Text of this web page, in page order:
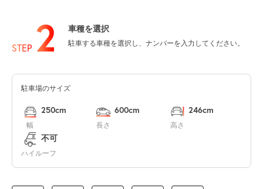
8月13日 (木) ¥620
8月14日 (金) ¥620
空き1
STEP 2 車種を選択
駐車する車種を選択し、ナンバーを入力してください。
駐車場のサイズ
幅
250cm
長さ
600cm
高さ
246cm
ハイルーフ
不可